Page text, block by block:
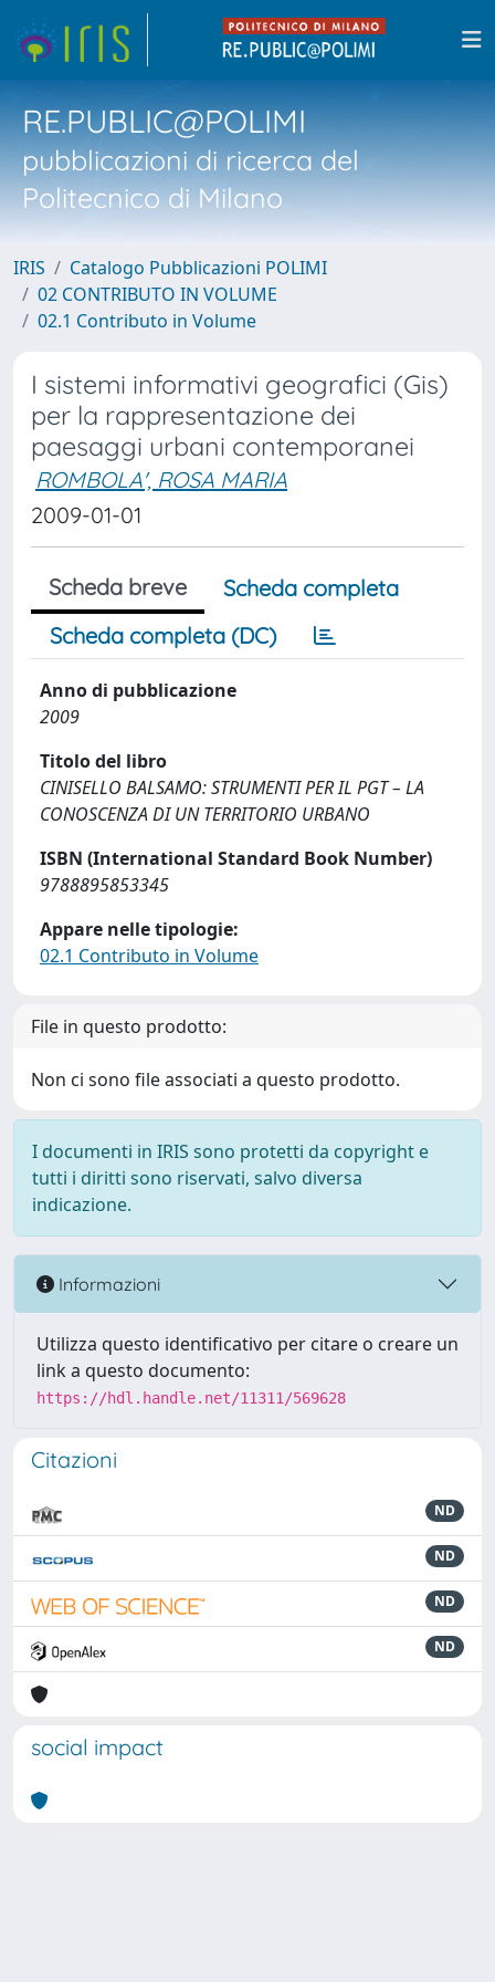
RE.PUBLIC@POLIMI
pubblicazioni di ricerca del
Politecnico di Milano
IRIS
Catalogo Pubblicazioni POLIMI
02 CONTRIBUTO IN VOLUME
02.1 Contributo in Volume
I sistemi informativi geografici (Gis)
per la rappresentazione dei
paesaggi urbani contemporanei
ROMBOLA', ROSA MARIA
2009-01-01
Scheda breve
Scheda completa
Scheda completa (DC)
Anno di pubblicazione
2009
Titolo del libro
CINISELLO BALSAMO: STRUMENTI PER IL PGT – LA
CONOSCENZA DI UN TERRITORIO URBANO
ISBN (International Standard Book Number)
9788895853345
Appare nelle tipologie:
02.1 Contributo in Volume
File in questo prodotto:
Non ci sono file associati a questo prodotto.
I documenti in IRIS sono protetti da copyright e
tutti i diritti sono riservati, salvo diversa
indicazione.
Informazioni
Utilizza questo identificativo per citare o creare un
link a questo documento:
https://hdl.handle.net/11311/569628
Citazioni
ND
ND
ND
ND
social impact